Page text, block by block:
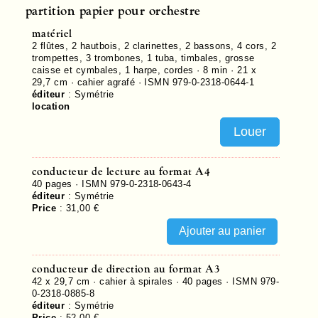
partition papier pour orchestre
matériel
2 flûtes, 2 hautbois, 2 clarinettes, 2 bassons, 4 cors, 2
trompettes, 3 trombones, 1 tuba, timbales, grosse
caisse et cymbales, 1 harpe, cordes · 8 min · 21 x
29,7 cm · cahier agrafé ·
ISMN 979-0-2318-0644-1
éditeur : Symétrie
location
Louer
conducteur de lecture au format A4
40 pages ·
ISMN 979-0-2318-0643-4
éditeur : Symétrie
Price : 31,00 €
conducteur de direction au format A3
42 x 29,7 cm · cahier à spirales · 40 pages ·
ISMN 979-
0-2318-0885-8
éditeur : Symétrie